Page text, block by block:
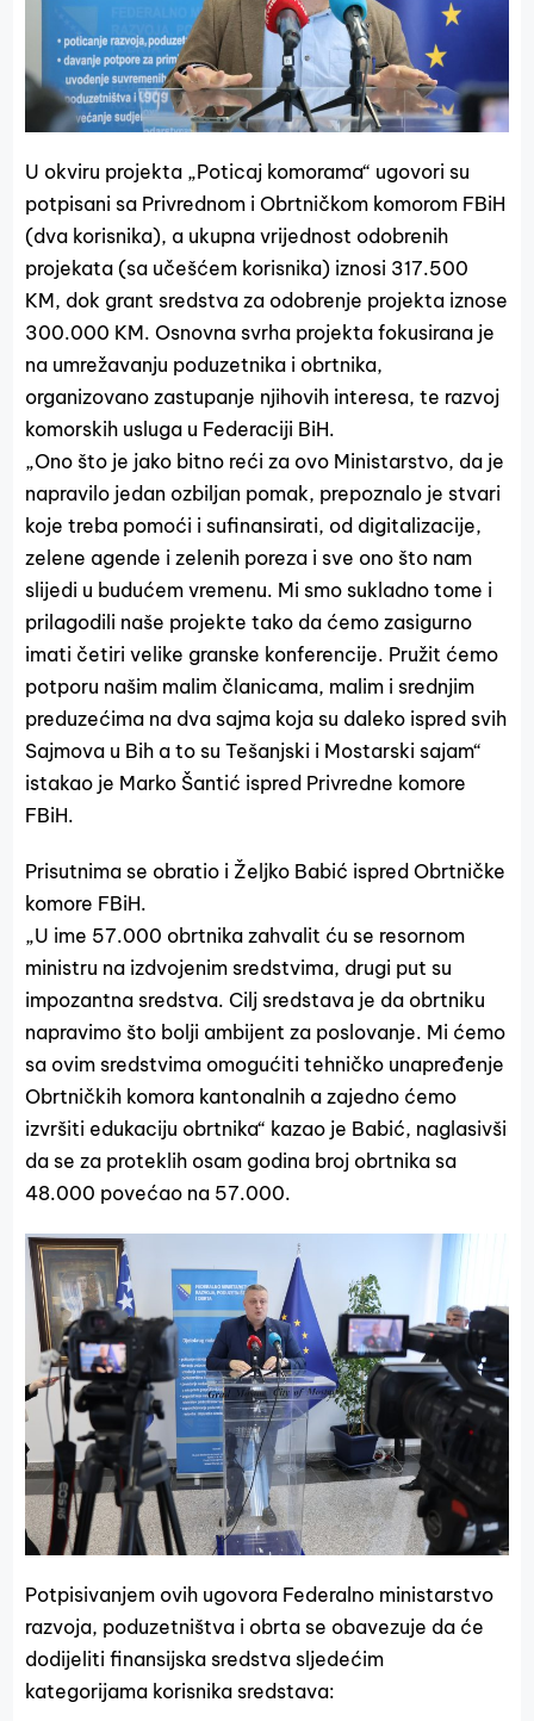
U okviru projekta „Poticaj komorama“ ugovori su
potpisani sa Privrednom i Obrtničkom komorom FBiH
(dva korisnika), a ukupna vrijednost odobrenih
projekata (sa učešćem korisnika) iznosi 317.500
KM, dok grant sredstva za odobrenje projekta iznose
300.000 KM. Osnovna svrha projekta fokusirana je
na umrežavanju poduzetnika i obrtnika,
organizovano zastupanje njihovih interesa, te razvoj
komorskih usluga u Federaciji BiH.
„Ono što je jako bitno reći za ovo Ministarstvo, da je
napravilo jedan ozbiljan pomak, prepoznalo je stvari
koje treba pomoći i sufinansirati, od digitalizacije,
zelene agende i zelenih poreza i sve ono što nam
slijedi u budućem vremenu. Mi smo sukladno tome i
prilagodili naše projekte tako da ćemo zasigurno
imati četiri velike granske konferencije. Pružit ćemo
potporu našim malim članicama, malim i srednjim
preduzećima na dva sajma koja su daleko ispred svih
Sajmova u Bih a to su Tešanjski i Mostarski sajam“
istakao je Marko Šantić ispred Privredne komore
FBiH.
Prisutnima se obratio i Željko Babić ispred Obrtničke
komore FBiH.
„U ime 57.000 obrtnika zahvalit ću se resornom
ministru na izdvojenim sredstvima, drugi put su
impozantna sredstva. Cilj sredstava je da obrtniku
napravimo što bolji ambijent za poslovanje. Mi ćemo
sa ovim sredstvima omogućiti tehničko unapređenje
Obrtničkih komora kantonalnih a zajedno ćemo
izvršiti edukaciju obrtnika“ kazao je Babić, naglasivši
da se za proteklih osam godina broj obrtnika sa
48.000 povećao na 57.000.
Potpisivanjem ovih ugovora Federalno ministarstvo
razvoja, poduzetništva i obrta se obavezuje da će
dodijeliti finansijska sredstva sljedećim
kategorijama korisnika sredstava: